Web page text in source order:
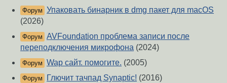
Форум Упаковать бинарник в dmg пакет для macOS
(2026)
Форум AVFoundation проблема записи после
переподключения микрофона (2024)
Форум Wap сайт. помогите. (2005)
Форум Глючит тачпад Synaptic! (2016)